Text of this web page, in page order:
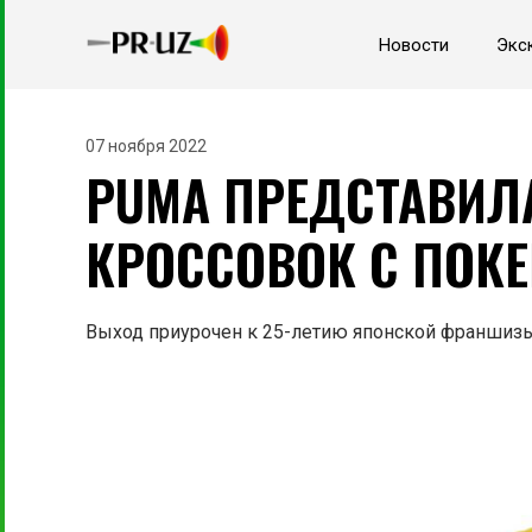
Новости
07 ноября 2022
PUMA
КРОССОВОК С
Выход приурочен к 25-летию японской